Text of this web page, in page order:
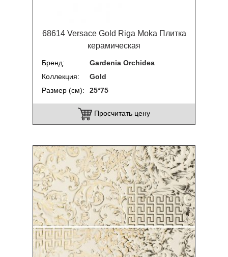
68614 Versace Gold Riga Moka Плитка
керамическая
Бренд
Gardenia Orchidea
Коллекция
Gold
Размер (см)
25*75
Просчитать цену